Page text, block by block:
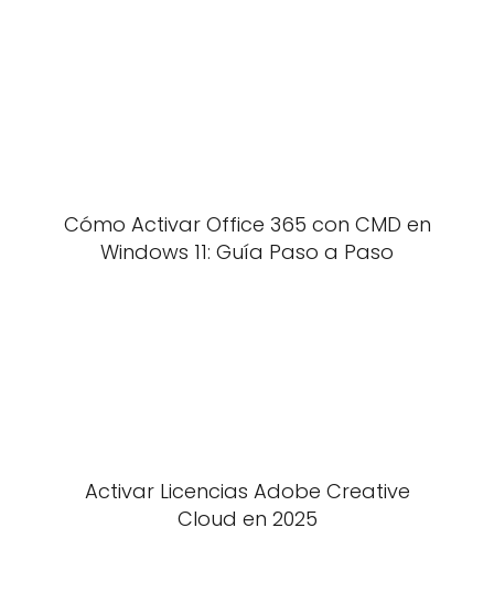
Cómo Activar Office 365 con CMD en
Windows 11: Guía Paso a Paso
Activar Licencias Adobe Creative
Cloud en 2025